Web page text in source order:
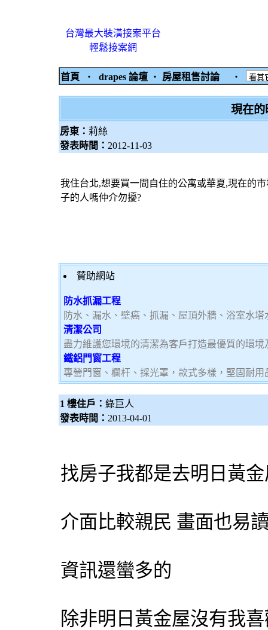
台灣最大裝潢接案平台
輕鬆接案網
首頁 ‧ drapes 論壇 ‧ 房屋租售討論 ‧
現在的
房東： 莉絲
發表時間： 2012-11-03
我住台北,想要買一間自住的公寓或華夏,現在的
子的人嗎仲介勿擾?
贊助網站
防水抓漏工程
防水、漏水、壁癌、抓漏、屋頂外牆、浴室水
清潔公司
盡力維護您環境的清潔為客戶打造最優質的環境
鐵鋁門窗工程
專營門窗、欄杆、採光罩，款式多樣，堅固耐
1 樓住戶： 綠巨人
發表時間： 2013-04-01
找房子我都是去明日黃
介面比較親民 畫面也易
資訊還蠻多的
除非明日黃金屋沒有我